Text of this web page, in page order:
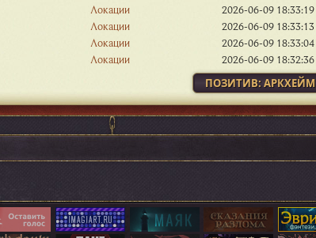
Локации
2026-06-09 18:33:19
Локации
2026-06-09 18:33:13
Локации
2026-06-09 18:33:04
Локации 2026-06-09 18:32:36
ПОЗИТИВ: АРКХЕЙМ